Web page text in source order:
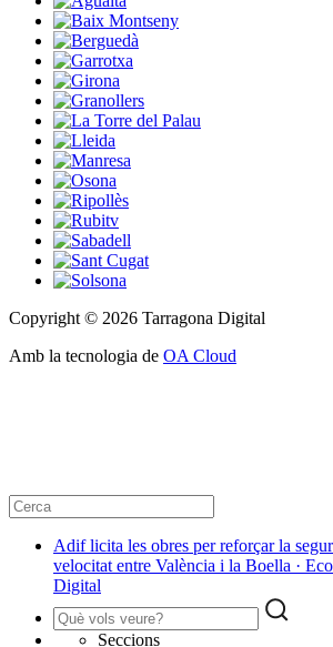
Copyright © 2026 Tarragona Digital
Amb la tecnologia de OA Cloud
Adif licita les obres per reforçar la
velocitat entre València i la Boella ·
Digital
Seccions